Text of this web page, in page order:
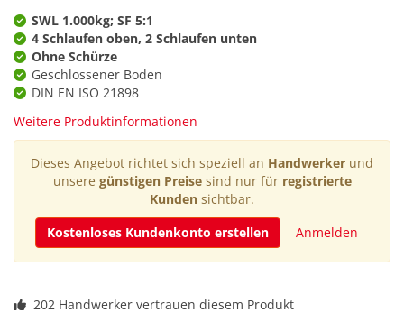
SWL 1.000kg; SF 5:1
4 Schlaufen oben, 2 Schlaufen unten
Ohne Schürze
Geschlossener Boden
DIN EN ISO 21898
Weitere Produktinformationen
Dieses Angebot richtet sich speziell an Handwerker und
unsere günstigen Preisesind nur für registrierte
Kunden sichtbar.
Kostenloses Kundenkonto erstellen
Anmelden
202 Handwerker vertrauen diesem Produkt